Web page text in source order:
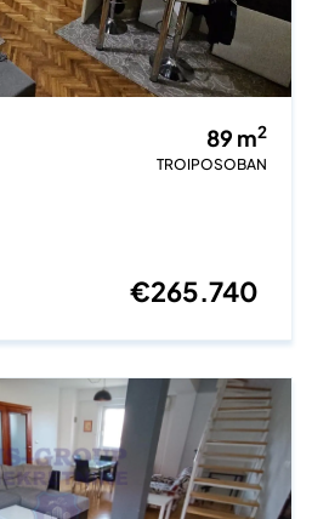
89 m2
TROIPOSOBAN
€265.740